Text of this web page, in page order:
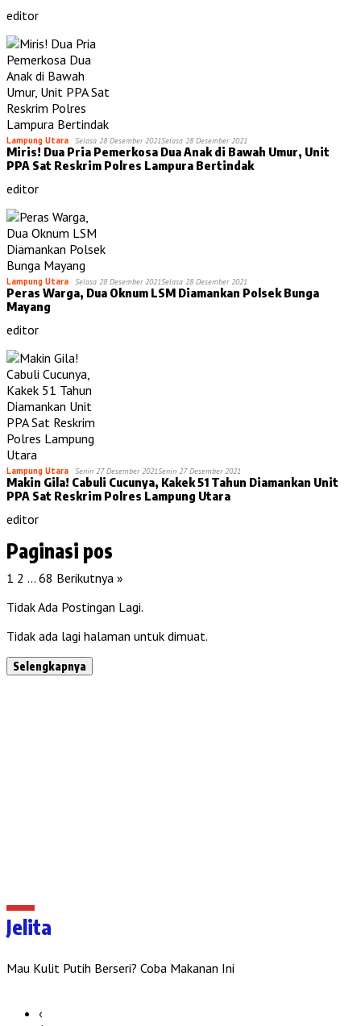
editor
Lampung Utara Selasa 28 Desember 2021Selasa 28 Desember 2021
Miris! Dua Pria Pemerkosa Dua Anak di Bawah Umur, Unit
PPA Sat Reskrim Polres Lampura Bertindak
editor
Lampung Utara Selasa 28 Desember 2021Selasa 28 Desember 2021
Peras Warga, Dua Oknum LSM Diamankan Polsek Bunga
Mayang
editor
Lampung Utara Senin 27 Desember 2021Senin 27 Desember 2021
Makin Gila! Cabuli Cucunya, Kakek 51 Tahun Diamankan Unit
PPA Sat Reskrim Polres Lampung Utara
editor
Paginasi pos
1 2 … 68 Berikutnya »
Tidak Ada Postingan Lagi.
Tidak ada lagi halaman untuk dimuat.
Selengkapnya
Jelita
Mau Kulit Putih Berseri? Coba Makanan Ini
‹